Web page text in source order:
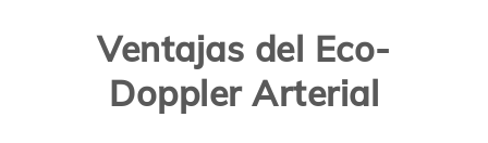
Ventajas del Eco-
Doppler Arterial